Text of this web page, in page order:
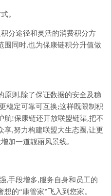
。
分途径和灵活的消费积分方
围同时,也为保康链积分升值做
原则,除了保证数据的安全及稳
稳定可靠可互换;这样既限制积
航!保康链还开放联盟链渠,把不
享,努力构建联盟大生态圈,让更
加一道靓丽风景线。
,手段增多,服务自身和员工的
的“康管家”飞入到您家。